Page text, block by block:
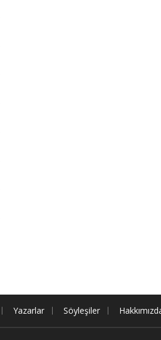
Yazarlar Söyleşiler